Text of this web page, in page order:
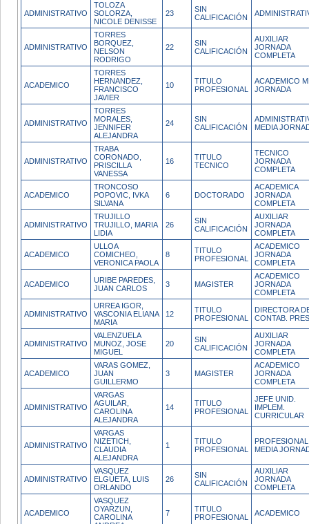
ADMINISTRATIVO
TOLOZA
SOLORZA,
NICOLE DENISSE
23
SIN
CALIFICACIÓN
ADMINISTRATIVO
TORRES
BORQUEZ,
NELSON
RODRIGO
22
SIN
CALIFICACIÓN
AUXILIAR
JORNADA
COMPLETA
ACADEMICO
TORRES
HERNANDEZ,
FRANCISCO
JAVIER
10
TITULO
PROFESIONAL
ACADEMICO
JORNADA
ADMINISTRATIVO
TORRES
MORALES,
JENNIFER
ALEJANDRA
24
SIN
CALIFICACIÓN
MEDIA
ADMINISTRATIVO
TRABA
CORONADO,
PRISCILLA
VANESSA
16
TITULO
TECNICO
TECNICO
JORNADA
COMPLETA
ACADEMICO
TRONCOSO
POPOVIC, IVKA
SILVANA
6 DOCTORADO
ACADEMICA
JORNADA
COMPLETA
ADMINISTRATIVO
TRUJILLO
TRUJILLO, MARIA
LIDIA
26
SIN
CALIFICACIÓN
AUXILIAR
JORNADA
COMPLETA
ACADEMICO
ULLOA
COMICHEO,
VERONICA PAOLA
8
TITULO
PROFESIONAL
ACADEMICO
JORNADA
COMPLETA
ACADEMICO
URIBE PAREDES,
JUAN CARLOS
3 MAGISTER
ACADEMICO
JORNADA
COMPLETA
ADMINISTRATIVO
URREA IGOR,
VASCONIA ELIANA
MARIA
12
TITULO
PROFESIONAL
DIRECTORA
CONTAB.
ADMINISTRATIVO
VALENZUELA
MUNOZ, JOSE
MIGUEL
20
SIN
CALIFICACIÓN
AUXILIAR
JORNADA
COMPLETA
ACADEMICO
VARAS GOMEZ,
JUAN
GUILLERMO
3 MAGISTER
ACADEMICO
JORNADA
COMPLETA
ADMINISTRATIVO
VARGAS
AGUILAR,
CAROLINA
ALEJANDRA
14
TITULO
PROFESIONAL
JEFE UNID.
IMPLEM.
CURRICULAR
ADMINISTRATIVO
VARGAS
NIZETICH,
CLAUDIA
ALEJANDRA
1
TITULO
PROFESIONAL
PROFESIONAL
MEDIA
ADMINISTRATIVO
VASQUEZ
ELGUETA, LUIS
ORLANDO
26
SIN
CALIFICACIÓN
AUXILIAR
JORNADA
COMPLETA
ACADEMICO
VASQUEZ
OYARZUN,
CAROLINA
7
TITULO
PROFESIONAL
ACADEMICO